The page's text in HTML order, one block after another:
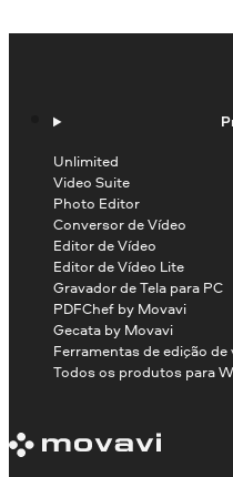
Unlimited
Video Suite
Photo Editor
Conversor de Vídeo
Editor de Vídeo
Editor de Vídeo Lite
Gravador de Tela para PC
PDFChef by Movavi
Gecata by Movavi
Ferramentas de edição
Todos os produtos para